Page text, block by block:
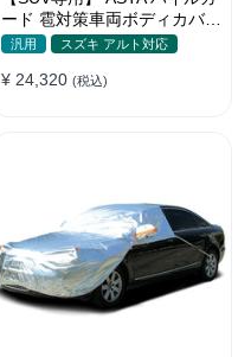
ード 雹対策車両ボディカバー
5層構造 雹対策 厚手 凍結防
付きボディカバー
汎用 スズキ アルト対応
¥ 24,320 (税込)